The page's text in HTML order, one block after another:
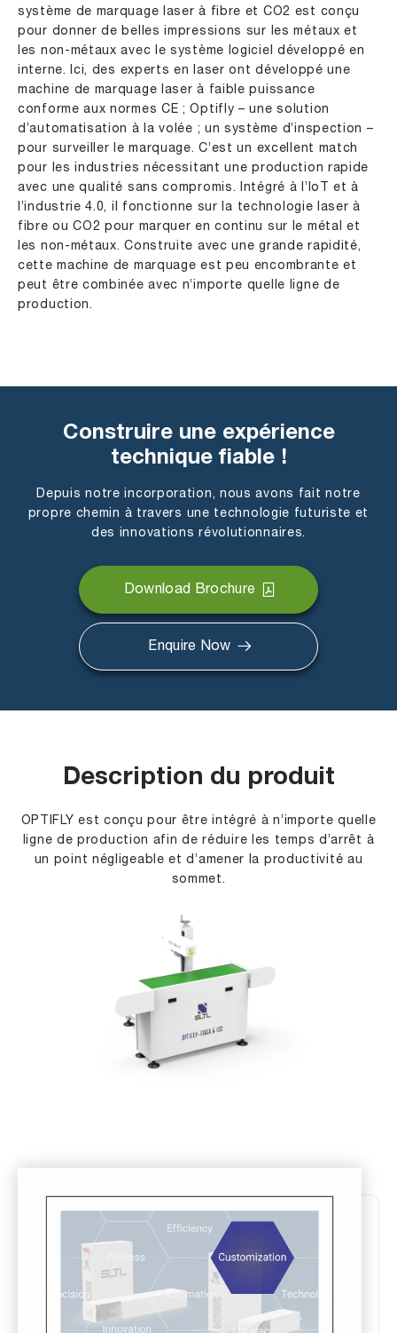
système de marquage laser à fibre et CO2 est conçu
pour donner de belles impressions sur les métaux et
les non-métaux avec le système logiciel développé en
interne. Ici, des experts en laser ont développé une
machine de marquage laser à faible puissance
conforme aux normes CE ; Optifly – une solution
d’automatisation à la volée ; un système d’inspection –
pour surveiller le marquage. C’est un excellent match
pour les industries nécessitant une production rapide
avec une qualité sans compromis. Intégré à l’IoT et à
l’industrie 4.0, il fonctionne sur la technologie laser à
fibre ou CO2 pour marquer en continu sur le métal et
les non-métaux. Construite avec une grande rapidité,
cette machine de marquage est peu encombrante et
peut être combinée avec n’importe quelle ligne de
production.
Construire une expérience
technique fiable !
Depuis notre incorporation, nous avons fait notre
propre chemin à travers une technologie futuriste et
des innovations révolutionnaires.
Download Brochure
Enquire Now
Description du produit
OPTIFLY est conçu pour être intégré à n’importe quelle
ligne de production afin de réduire les temps d’arrêt à
un point négligeable et d’amener la productivité au
sommet.